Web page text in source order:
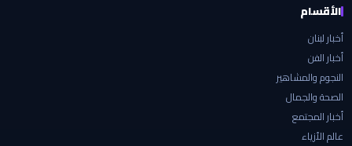
الأقسام
أخبار لبنان
أخبار الفن
النجوم والمشاهير
الصحة والجمال
أخبار المجتمع
عالم الأزياء